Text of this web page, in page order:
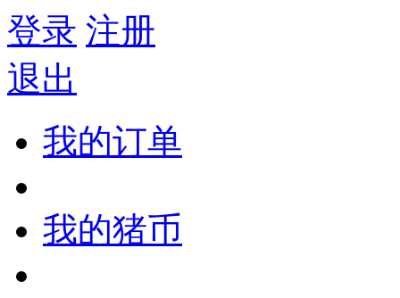
登录 注册
退出
我的订单
我的猪币